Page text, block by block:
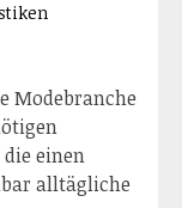
Modebranche
einen
alltägliche